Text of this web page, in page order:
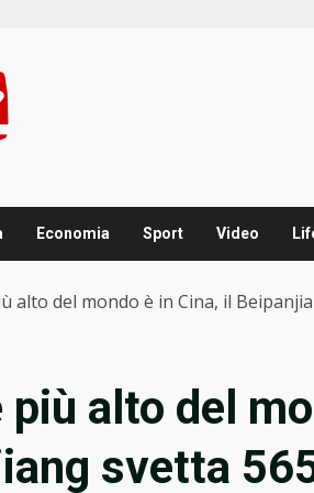
Economia Sport Video
alto del mondo è in Cina, il
alto del
svetta